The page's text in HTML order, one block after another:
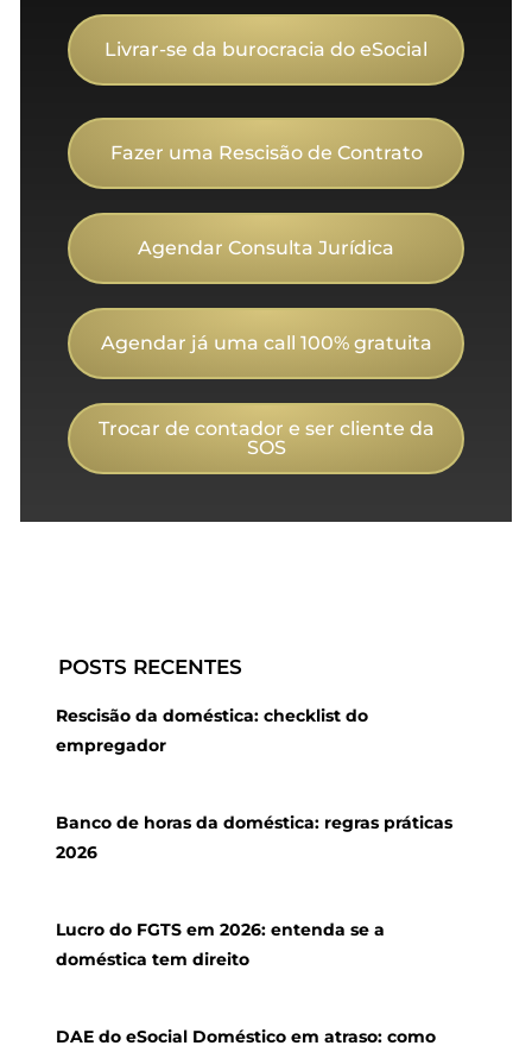
Livrar-se da burocracia do eSocial
Fazer uma Rescisão de Contrato
Agendar Consulta Jurídica
Agendar já uma call 100% gratuita
Trocar de contador e ser cliente da
SOS
POSTS RECENTES
Rescisão da doméstica: checklist do
empregador
Banco de horas da doméstica: regras práticas
2026
Lucro do FGTS em 2026: entenda se a
doméstica tem direito
DAE do eSocial Doméstico em atraso: como